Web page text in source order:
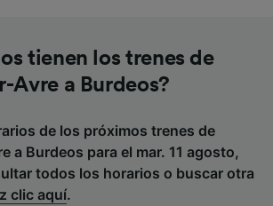
tienen los trenes de
Avre a Burdeos?
de los próximos trenes de
a Burdeos para el mar. 11 agosto,
todos los horarios o buscar otra
clic aquí.